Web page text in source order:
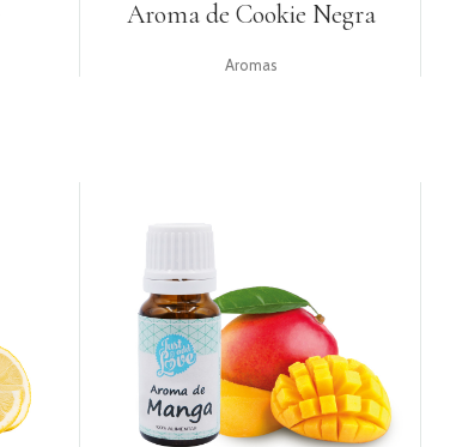
Aroma de Cookie Negra
Aromas